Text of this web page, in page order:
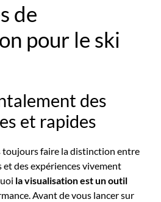
de
pour le ski
des
et rapides
toujours faire la distinction entre
et des expériences vivement
la visualisation est un outil
Avant de vous lancer sur